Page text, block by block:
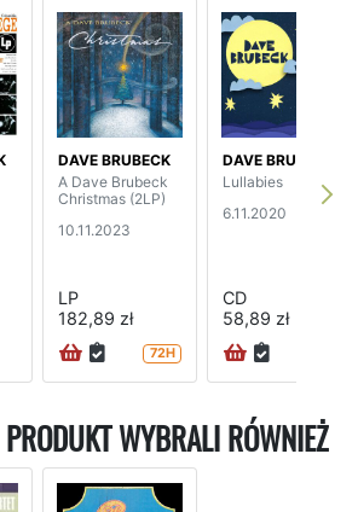
DAVE BRUBECK
A Dave Brubeck
Christmas (2LP)
10.11.2023
LP
182,89 zł
72H
DAVE BRUBECK
Lullabies
6.11.2020
CD
58,89 zł
WYBRALI RÓWNIEŻ